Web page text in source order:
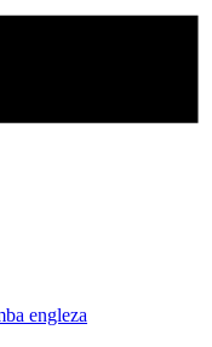
engleza